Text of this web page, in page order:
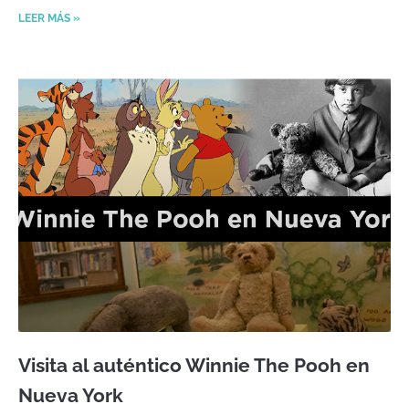
LEER MÁS »
Visita al auténtico Winnie The Pooh en
Nueva York